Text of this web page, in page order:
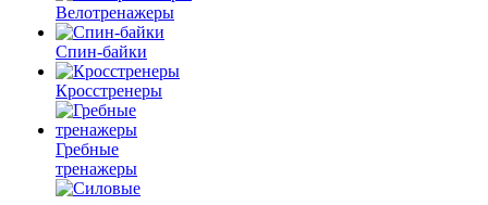
Велотренажеры
Спин-байки
Кросстренеры
Гребные
тренажеры